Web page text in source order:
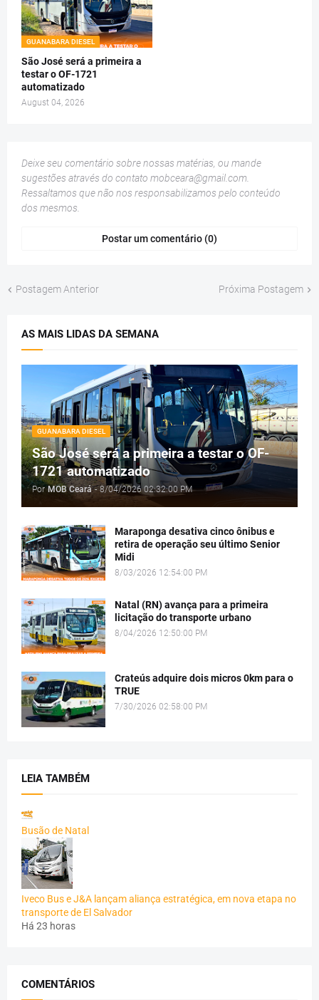
GUANABARA DIESEL
São José será a primeira a
testar o OF-1721
automatizado
August 04, 2026
Deixe seu comentário sobre nossas matérias, ou mande
sugestões através do contato mobceara@gmail.com
Ressaltamos que não nos responsabilizamos pelo conteúdo
dos mesmos.
Postar um comentário (0)
Postagem Anterior Próxima Postagem
AS MAIS LIDAS DA SEMANA
GUANABARA DIESEL
São José será a primeira a testar o OF-
1721 automatizado
Por MOB Ceará - 8/04/2026 02:32:00 PM
Maraponga desativa cinco ônibus e
retira de operação seu último Senior
Midi
8/03/2026 12:54:00 PM
Natal (RN) avança para a primeira
licitação do transporte urbano
8/04/2026 12:50:00 PM
Crateús adquire dois micros 0km para o
TRUE
7/30/2026 02:58:00 PM
LEIA TAMBÉM
Busão de Natal
Iveco Bus e J&A lançam aliança estratégica, em nova etapa no
transporte de El Salvador
Há 23 horas
COMENTÁRIOS